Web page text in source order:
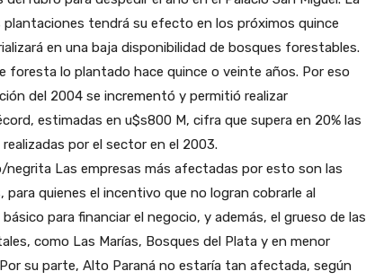
plantaciones tendrá su efecto en los próximos quince
en una baja disponibilidad de bosques forestables.
foresta lo plantado hace quince o veinte años. Por eso
del 2004 se incrementó y permitió realizar
estimadas en u$s800 M, cifra que supera en 20% las
por el sector en el 2003.
Las empresas más afectadas por esto son las
para quienes el incentivo que no logran cobrarle al
para financiar el negocio, y además, el grueso de las
como Las Marías, Bosques del Plata y en menor
su parte, Alto Paraná no estaría tan afectada, según